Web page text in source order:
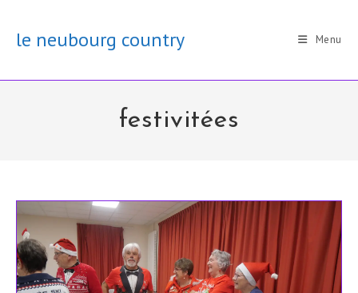
contentle neubourg country Menu
festivitées